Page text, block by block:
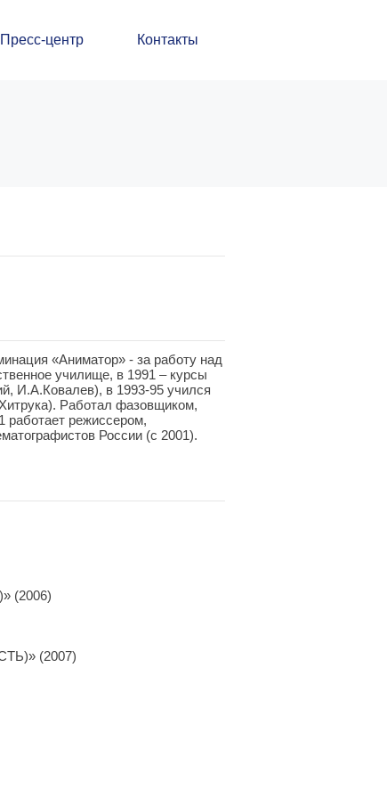
Пресс-центр Контакты
«Аниматор» - за работу над
училище, в 1991 – курсы
И.А.Ковалев), в 1993-95 учился
Работал фазовщиком,
работает режиссером,
России (с 2001).
(2006)
(2007)